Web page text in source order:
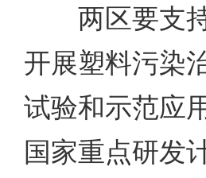
两区要支持
开展塑料污染
试验和示范应
国家重点研发